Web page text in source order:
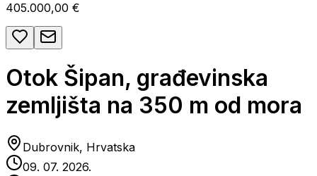
405.000,00 €
Otok Šipan, građevinska
zemljišta na 350 m od mora
Dubrovnik, Hrvatska
09. 07. 2026.